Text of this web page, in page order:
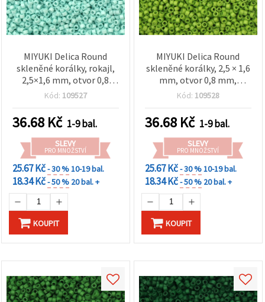
MIYUKI Delica Round
skleněné korálky, rokajl,
2,5×1,6 mm, otvor 0,8
mm, plná mátová barva,
Kód: 109527
36.68 Kč 1-9 bal.
SLEVY
PRO MNOŽSTVÍ
25.67 Kč- 30 %10-19 bal.
18.34 Kč- 50 % 20 bal. +
KOUPIT
MIYUKI Delica Round
skleněné korálky, 2,5 × 1,6
mm, otvor 0,8 mm,
neprůhledné, jasně
Kód: 109528
36.68 Kč 1-9 bal.
SLEVY
PRO MNOŽSTVÍ
25.67 Kč- 30 %10-19 bal.
18.34 Kč- 50 % 20 bal. +
KOUPIT